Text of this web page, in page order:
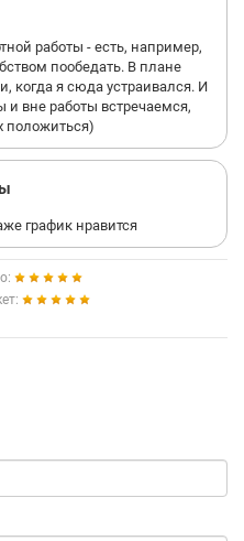
работы - есть, например,
пообедать. В плане
когда я сюда устраивался. И
вне работы встречаемся,
положиться)
график нравится